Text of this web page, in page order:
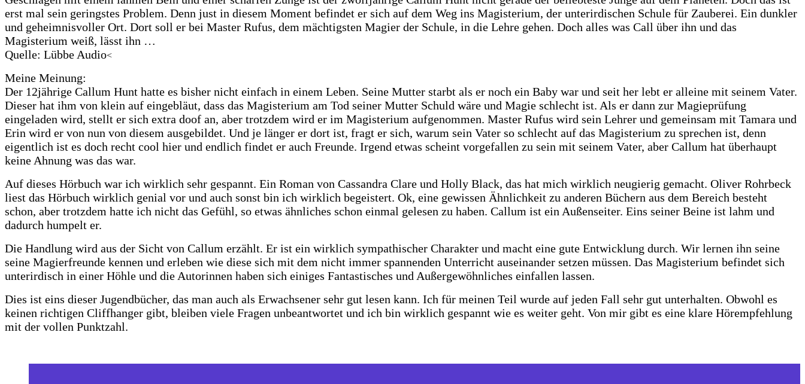
erst mal sein geringstes Problem. Denn just in diesem Moment befindet er sich auf dem Weg ins Magisterium, der unterirdischen Schule für Zauberei. Ein dunkler
und geheimnisvoller Ort. Dort soll er bei Master Rufus, dem mächtigsten Magier der Schule, in die Lehre gehen. Doch alles was Call über ihn und das
Magisterium weiß, lässt ihn …
Quelle: Lübbe Audio<
Meine Meinung:
Der 12jährige Callum Hunt hatte es bisher nicht einfach in einem Leben. Seine Mutter starbt als er noch ein Baby war und seit her lebt er alleine mit seinem Vater.
Dieser hat ihm von klein auf eingebläut, dass das Magisterium am Tod seiner Mutter Schuld wäre und Magie schlecht ist. Als er dann zur Magieprüfung
eingeladen wird, stellt er sich extra doof an, aber trotzdem wird er im Magisterium aufgenommen. Master Rufus wird sein Lehrer und gemeinsam mit Tamara und
Erin wird er von nun von diesem ausgebildet. Und je länger er dort ist, fragt er sich, warum sein Vater so schlecht auf das Magisterium zu sprechen ist, denn
eigentlich ist es doch recht cool hier und endlich findet er auch Freunde. Irgend etwas scheint vorgefallen zu sein mit seinem Vater, aber Callum hat überhaupt
keine Ahnung was das war.
Auf dieses Hörbuch war ich wirklich sehr gespannt. Ein Roman von Cassandra Clare und Holly Black, das hat mich wirklich neugierig gemacht. Oliver Rohrbeck
liest das Hörbuch wirklich genial vor und auch sonst bin ich wirklich begeistert. Ok, eine gewissen Ähnlichkeit zu anderen Büchern aus dem Bereich besteht
schon, aber trotzdem hatte ich nicht das Gefühl, so etwas ähnliches schon einmal gelesen zu haben. Callum ist ein Außenseiter. Eins seiner Beine ist lahm und
dadurch humpelt er.
Die Handlung wird aus der Sicht von Callum erzählt. Er ist ein wirklich sympathischer Charakter und macht eine gute Entwicklung durch. Wir lernen ihn seine
seine Magierfreunde kennen und erleben wie diese sich mit dem nicht immer spannenden Unterricht auseinander setzen müssen. Das Magisterium befindet sich
unterirdisch in einer Höhle und die Autorinnen haben sich einiges Fantastisches und Außergewöhnliches einfallen lassen.
Dies ist eins dieser Jugendbücher, das man auch als Erwachsener sehr gut lesen kann. Ich für meinen Teil wurde auf jeden Fall sehr gut unterhalten. Obwohl es
keinen richtigen Cliffhanger gibt, bleiben viele Fragen unbeantwortet und ich bin wirklich gespannt wie es weiter geht. Von mir gibt es eine klare Hörempfehlung
mit der vollen Punktzahl.